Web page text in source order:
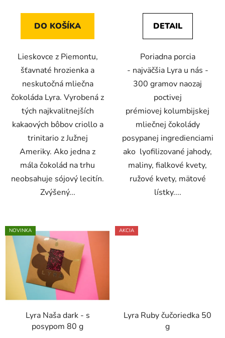
DO KOŠÍKA
Lieskovce z Piemontu,
šťavnaté hrozienka a
neskutočná mliečna
čokoláda Lyra. Vyrobená z
tých najkvalitnejších
kakaových bôbov criollo a
trinitario z Južnej
Ameriky. Ako jedna z
mála čokolád na trhu
neobsahuje sójový lecitín.
Zvýšený...
DETAIL
Poriadna porcia
- najväčšia Lyra u nás -
300 gramov naozaj
poctivej
prémiovej kolumbijskej
mliečnej čokolády
posypanej ingredienciami
ako lyofilizované jahody,
maliny, fialkové kvety,
ružové kvety, mätové
lístky....
NOVINKA
Lyra Naša dark - s
posypom 80 g
AKCIA
Lyra Ruby čučoriedka 50
g